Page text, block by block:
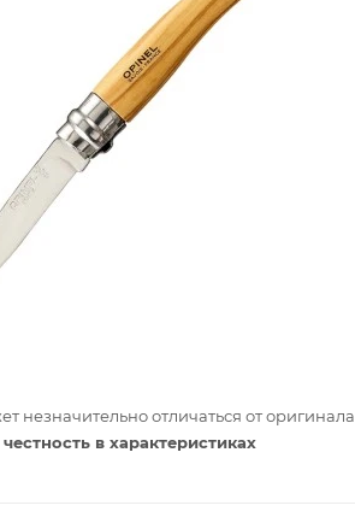
незначительно отличаться от оригинала
в характеристиках